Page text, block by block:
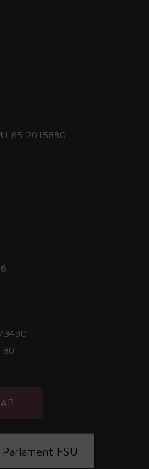
65 2015880
80
Parlament FSU